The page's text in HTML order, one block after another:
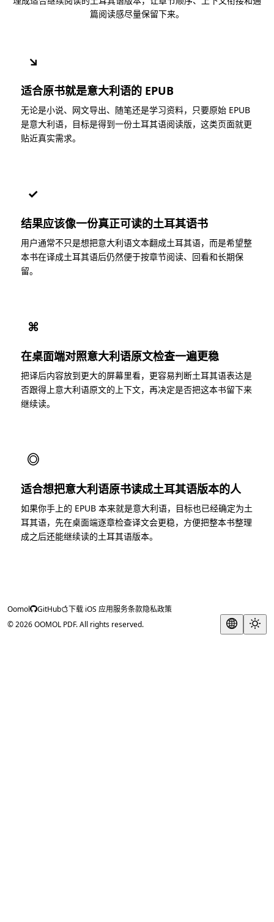
篇阅读感尽量保留下来。
↘
适合原书就是意大利语的 EPUB
无论是小说、网文导出、随笔还是学习资料，只要原始 EPUB
是意大利语，目标是得到一份土耳其语阅读版，这类页面就更
贴近真实需求。
✓
结果应该像一份真正可读的土耳其语书
用户通常不只是想把意大利语文本翻成土耳其语，而是希望整
本书在译成土耳其语后仍然便于按章节阅读、回看和长期保
留。
⌘
在桌面端对照意大利语原文检查一遍更稳
把译后内容放到更大的屏幕里看，更容易判断土耳其语表达是
否跟得上意大利语原文的上下文，再决定是否把这本书留下来
继续读。
◎
适合想把意大利语原书读成土耳其语版本的人
如果你手上的 EPUB 本来就是意大利语，目标也已经确定为土
耳其语，先在桌面端逐章检查译文会更稳，方便把整本书整理
成之后还能继续读的土耳其语版本。
Oomol GitHub 下载 iOS 应用服务条款隐私政策
© 2026 OOMOL PDF. All rights reserved.